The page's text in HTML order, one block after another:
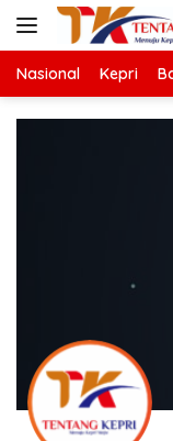
Langsung
Nasional Kepri